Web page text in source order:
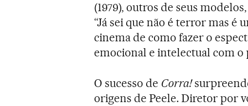
(1979), outros de seus
“Já sei que não é terror mas é
cinema de como fazer o
emocional e intelectual com o
O sucesso de Corra!
origens de Peele. Diretor por